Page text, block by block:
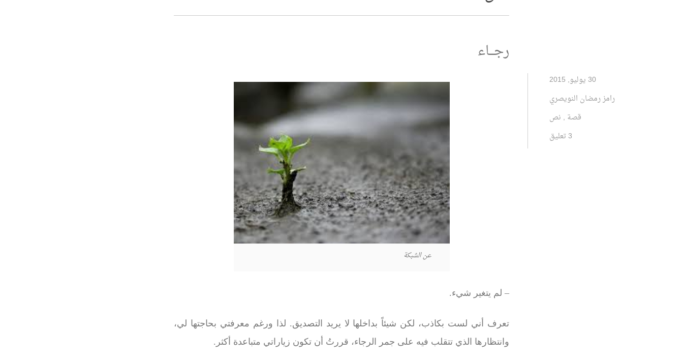
رجـــاء
30 يوليو, 2015
رامز رمضان النويصري
قصة , نص
3 تعليق
عن الشبكة
– لم يتغير شيء.
تعرف أني لست بكاذب، لكن شيئاً بداخلها لا يريد التصديق. لذا ورغم معرفتي بحاجتها لي،
وانتظارها الذي تتقلب فيه على جمر الرجاء، قررتُ أن تكون زياراتي متباعدة أكثر .